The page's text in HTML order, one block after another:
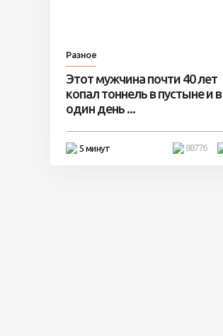
Разное
Этот мужчина почти 40 лет
копал тоннель в пустыне и в
один день ...
5 минут 88776